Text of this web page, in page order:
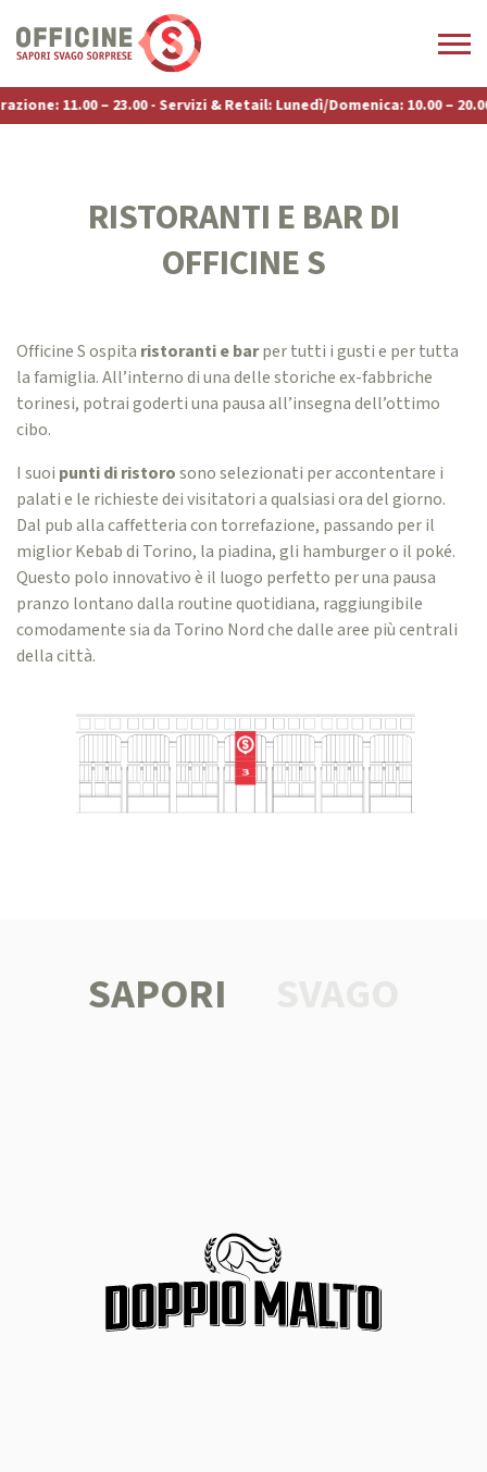
11.00 – 23.00 - Servizi & Retail: Lunedì/Domenica: 10.00 – 20.00 -
RISTORANTI E BAR DI
OFFICINE S
Officine S ospita ristoranti e barper tutti i gusti e per tutta
la famiglia. All’interno di una delle storiche ex-fabbriche
torinesi, potrai goderti una pausa all’insegna dell’ottimo
cibo.
I suoi punti di ristorosono selezionati per accontentare i
palati e le richieste dei visitatori a qualsiasi ora del giorno.
Dal pub alla caffetteria con torrefazione, passando per il
miglior Kebab di Torino, la piadina, gli hamburger o il poké.
Questo polo innovativo è il luogo perfetto per una pausa
pranzo lontano dalla routine quotidiana, raggiungibile
comodamente sia da Torino Nord che dalle aree più centrali
della città.
SAPORI